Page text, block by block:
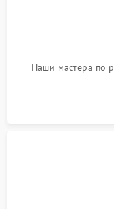
Наши мастера по